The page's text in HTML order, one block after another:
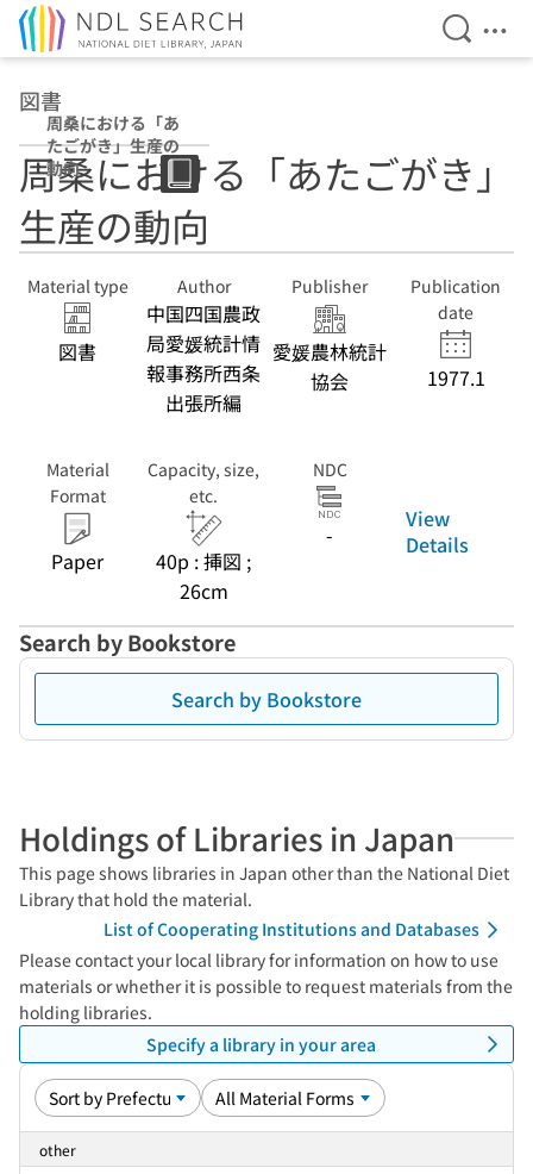
Open
図書
周桑における「あ
たごがき」生産の
動向
周桑における「あたごがき」
生産の動向
Material type
図書
Author
中国四国農政
局愛媛統計情
報事務所西条
出張所編
Publisher
愛媛農林統計
協会
Publication
date
1977.1
Material
Format
Paper
Capacity, size,
etc.
40p : 挿図 ;
26cm
NDC
-
View
Details
Search by Bookstore
Search by Bookstore
Holdings of Libraries in Japan
This page shows libraries in Japan other than the National Diet
Library that hold the material.
List of Cooperating Institutions and Databases
Please contact your local library for information on how to use
materials or whether it is possible to request materials from the
holding libraries.
Specify a library in your area
other